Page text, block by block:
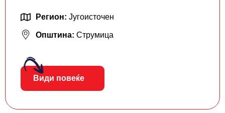
Регион: Југоисточен
Општина: Струмица
Види повеќе